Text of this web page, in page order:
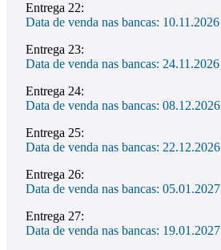
Entrega 22:
Data de venda nas bancas: 10.11.2026
Entrega 23:
Data de venda nas bancas: 24.11.2026
Entrega 24:
Data de venda nas bancas: 08.12.2026
Entrega 25:
Data de venda nas bancas: 22.12.2026
Entrega 26:
Data de venda nas bancas: 05.01.2027
Entrega 27:
Data de venda nas bancas: 19.01.2027